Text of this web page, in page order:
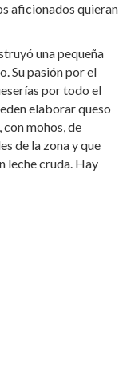
aficionados quieran
una pequeña
Su pasión por el
por todo el
elaborar queso
mohos, de
de la zona y que
leche cruda. Hay